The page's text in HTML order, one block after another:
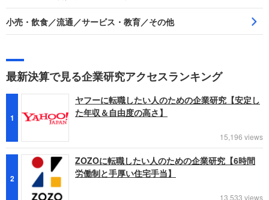
小売・飲食／流通／サービス・教育／その他
最新決算で見る企業研究アクセスランキング
1
ヤフーに転職したい人のための企業研究【安定し
た年収＆自由度の高さ】
15,196 views
2
ZOZOに転職したい人のための企業研究【6時間
労働制と手厚い住宅手当】
13,533 views